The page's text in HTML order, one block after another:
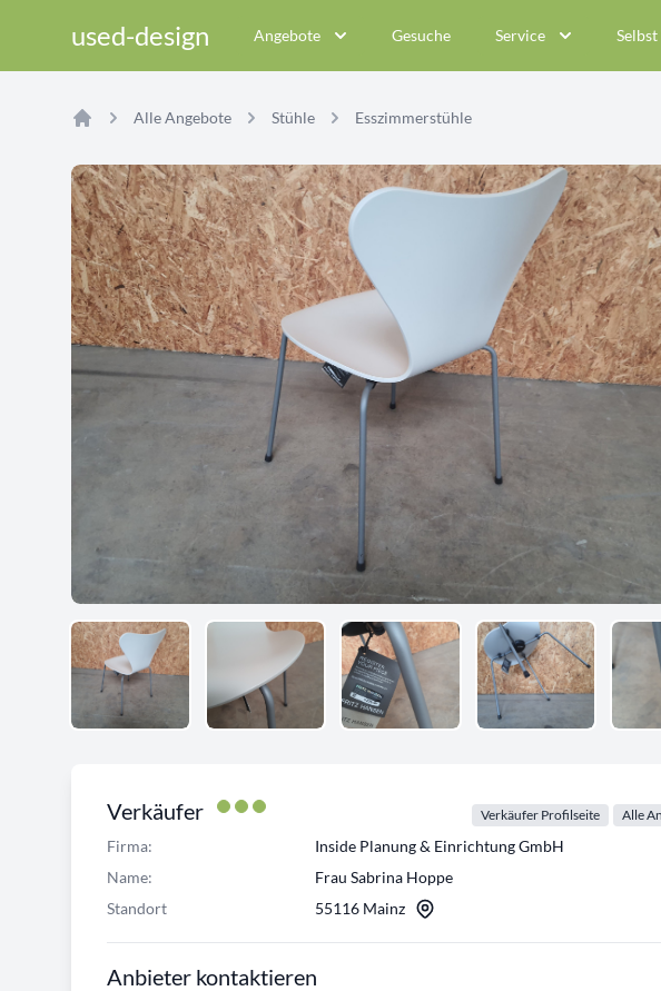
used-design Angebote Gesuche Service
Alle Angebote Stühle Esszimmerstühle
Verkäufer Verkäufer Profilseite Alle
Firma:
Inside Planung & Einrichtung GmbH
Name:
Frau Sabrina Hoppe
Standort
55116 Mainz
Anbieter kontaktieren